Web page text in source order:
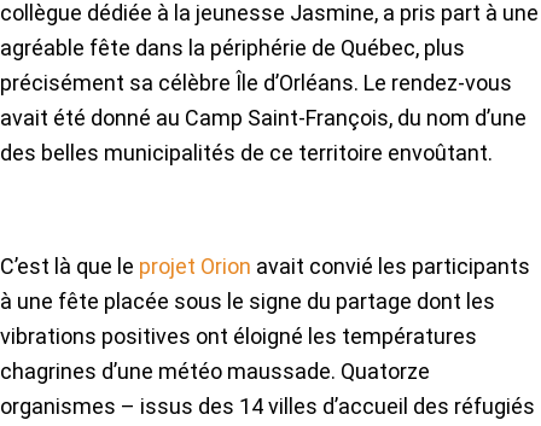
collègue dédiée à la jeunesse Jasmine, a pris part à une
agréable fête dans la périphérie de Québec, plus
précisément sa célèbre Île d’Orléans. Le rendez-vous
avait été donné au Camp Saint-François, du nom d’une
des belles municipalités de ce territoire envoûtant.
C’est là que le projet Orion avait convié les participants
à une fête placée sous le signe du partage dont les
vibrations positives ont éloigné les températures
chagrines d’une météo maussade. Quatorze
organismes – issus des 14 villes d’accueil des réfugiés